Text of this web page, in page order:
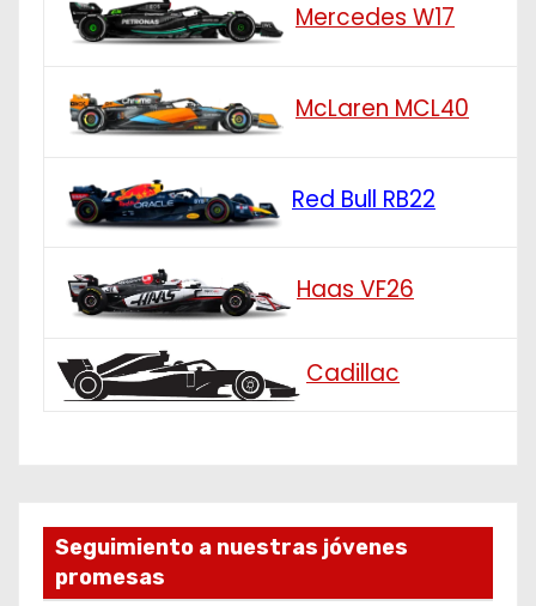
Mercedes W17
McLaren MCL40
Red Bull RB22
Haas VF26
Cadillac
Seguimiento a nuestras jóvenes
promesas